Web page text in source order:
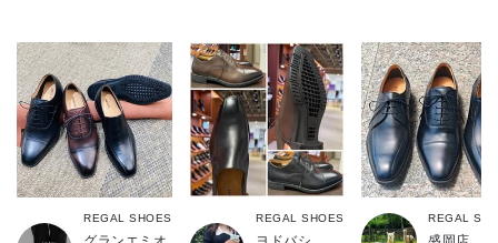
REGAL SHOES REGAL SHOES REGAL